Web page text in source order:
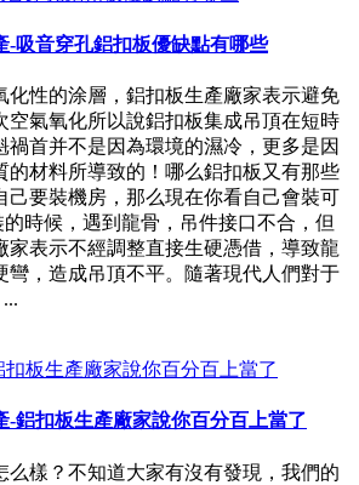
-吸音穿孔鋁扣板優缺點有哪些
化性的涂層，鋁扣板生產廠家表示避免
空氣氧化所以說鋁扣板集成吊頂在短時
禍首并不是因為環境的濕冷，更多是因
的材料所導致的！哪么鋁扣板又有那些
己要裝機房，那么現在你看自己會裝可
時候，遇到龍骨，吊件接口不合，但
家表示不經調整直接生硬憑借，導致龍
彎，造成吊頂不平。隨著現代人們對于
-鋁扣板生產廠家說你百分百上當了
么樣？不知道大家有沒有發現，我們的